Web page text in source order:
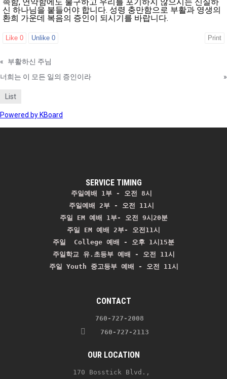
신 하나님을 붙들어야 합니다. 성령 충만함으로 부활과 영생의
환희 가운데 복음의 증인이 되시기를 바랍니다.
Like 0 Unlike 0 Print
«
부활하신 주님
너희는 이 모든 일의 증인이라
»
List
Powered by KBoard
SERVICE TIMING
주일예배 1부 - 오전 8시
주일예배 2부 - 오전 11시
주일 EM 예배 1부- 오전 9시20분
주일 EM 예배 2부- 오전11시
주일  College 예배 - 오후 1시15분
주일학교 유.초등부 예배 - 오전 11시
주일 Youth 중고등부 예배 - 오전 11시
CONTACT
760-727-2008
760-727-2113
OUR LOCATION
170 Bosstick Blvd.,